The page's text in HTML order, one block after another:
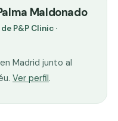
Maldonado
P&P Clinic ·
Madrid junto al
Ver perfil .